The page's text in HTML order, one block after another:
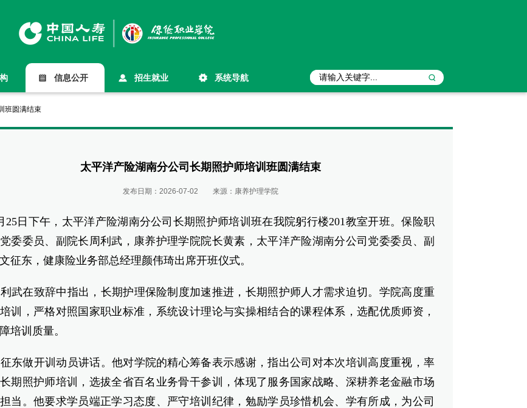
信息公开 招生就业 系统导航
班圆满结束
太平洋产险湖南分公司长期照护师培训班圆满结束
发布日期： 2026-07-02 来源： 康养护理学院
日下午，太平洋产险湖南分公司长期照护师培训班在我院躬行楼201教室开班。保险职
委委员、副院长周利武，康养护理学院院长黄素，太平洋产险湖南分公司党委委员、副
征东，健康险业务部总经理颜伟琦出席开班仪式。
在致辞中指出，长期护理保险制度加速推进，长期照护师人才需求迫切。学院高度重
训，严格对照国家职业标准，系统设计理论与实操相结合的课程体系，选配优质师资，
培训质量。
做开训动员讲话。他对学院的精心筹备表示感谢，指出公司对本次培训高度重视，率
期照护师培训，选拔全省百名业务骨干参训，体现了服务国家战略、深耕养老金融市场
当。他要求学员端正学习态度、严守培训纪律，勉励学员珍惜机会、学有所成，为公司